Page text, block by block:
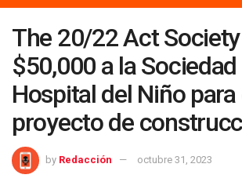
The 20/22 Act
$50,000 a la
Hospital del Niño para
proyecto de
by Redacción octubre 31, 2023